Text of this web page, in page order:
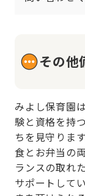
その他
みよし保育園
験と資格を持
ちを見守りま
食とお弁当の
ランスの取れ
サポートして